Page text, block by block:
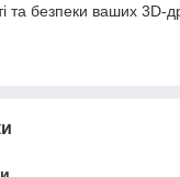
та безпеки ваших 3D-